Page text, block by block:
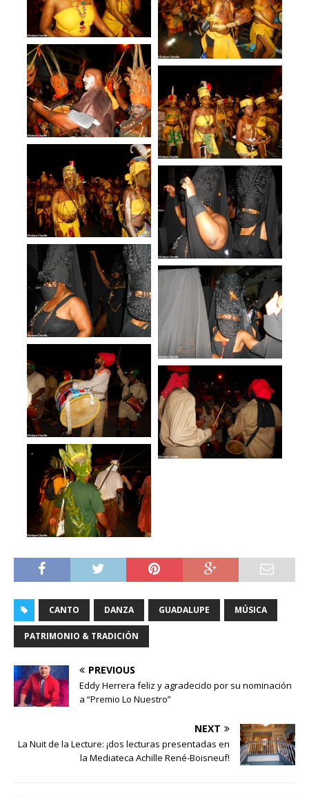
CANTO DANZA GUADALUPE MÚSICA
PATRIMONIO & TRADICIÓN
PREVIOUS
Eddy Herrera feliz y agradecido por su nominación
a “Premio Lo Nuestro”
NEXT
La Nuit de la Lecture: ¡dos lecturas presentadas en
la Mediateca Achille René-Boisneuf!